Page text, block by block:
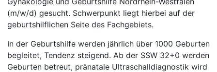
(m/w/d) gesucht. Schwerpunkt liegt hierbei auf der
geburtshilflichen Seite des Fachgebiets.
In der Geburtshilfe werden jährlich über 1000 Geburten
begleitet, Tendenz steigend. Ab der SSW 32+0 werden
Geburten betreut, pränatale Ultraschalldiagnostik wird